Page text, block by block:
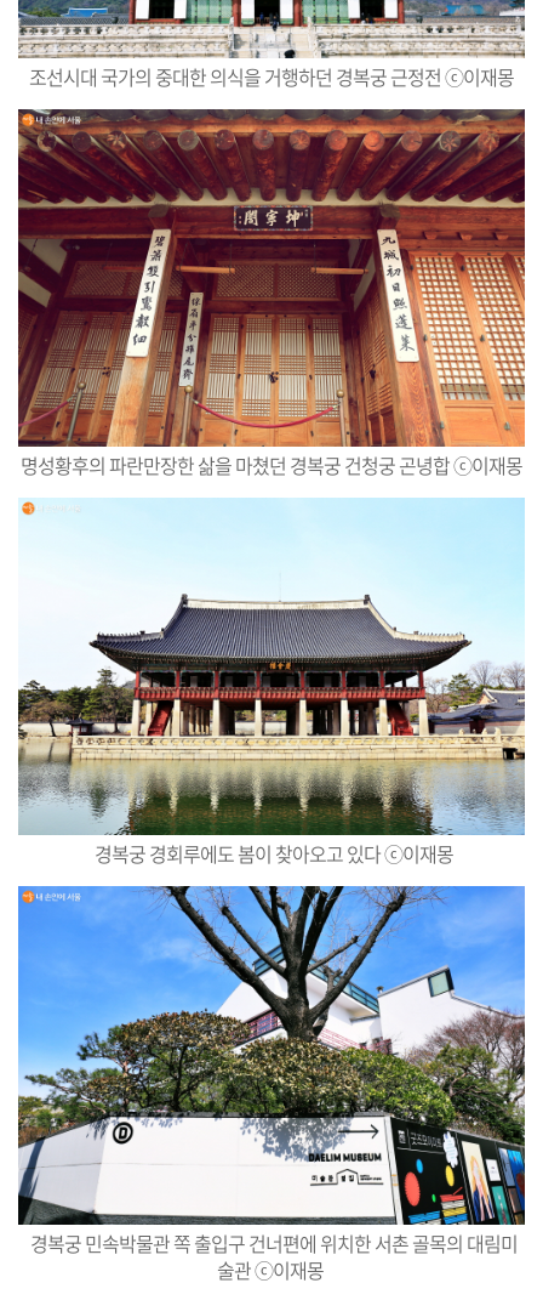
조선시대 국가의 중대한 의식을 거행하던 경복궁 근정전 ⓒ이재몽
명성황후의 파란만장한 삶을 마쳤던 경복궁 건청궁 곤녕합 ⓒ이재몽
경복궁 경회루에도 봄이 찾아오고 있다 ⓒ이재몽
경복궁 민속박물관 쪽 출입구 건너편에 위치한 서촌 골목의 대림미
술관 ⓒ이재몽